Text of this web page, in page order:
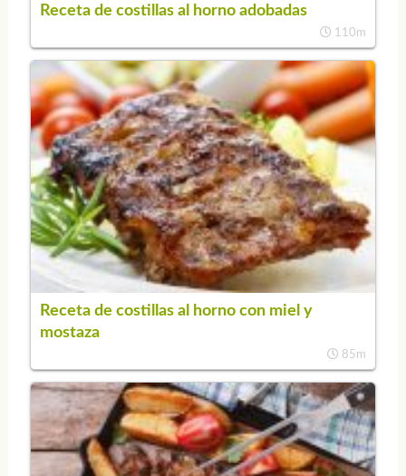
Receta de costillas al horno adobadas
110m
Receta de costillas al horno con miel y
mostaza
85m